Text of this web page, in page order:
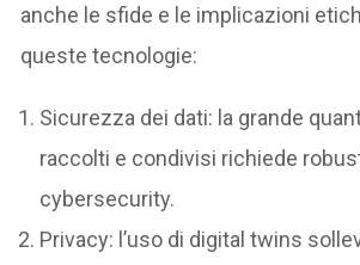
anche le sfide e le implicazioni
queste tecnologie:
Sicurezza dei dati: la grande
raccolti e condivisi richiede
cybersecurity.
Privacy: l’uso di digital twins